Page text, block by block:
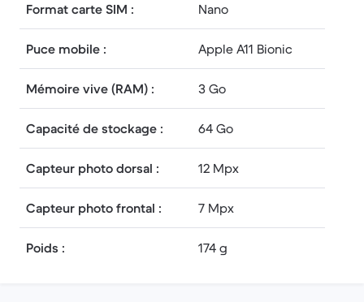
Format carte SIM : Nano
Puce mobile : Apple A11 Bionic
Mémoire vive (RAM) : 3 Go
Capacité de stockage : 64 Go
Capteur photo dorsal : 12 Mpx
Capteur photo frontal : 7 Mpx
Poids : 174 g